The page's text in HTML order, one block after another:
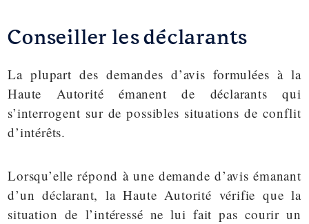
Conseiller les déclarants
La plupart des demandes d’avis formulées à la
Haute Autorité émanent de déclarants qui
s’interrogent sur de possibles situations de conflit
d’intérêts.
Lorsqu’elle répond à une demande d’avis émanant
d’un déclarant, la Haute Autorité vérifie que la
situation de l’intéressé ne lui fait pas courir un